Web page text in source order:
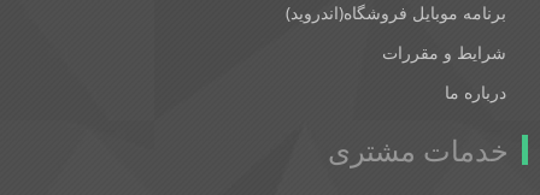
برنامه موبایل فروشگاه(اندروید)
شرایط و مقررات
درباره ما
خدمات مشتری